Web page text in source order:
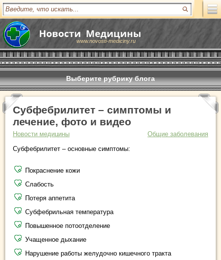
www.novosti-mediciny.ru
Выберите рубрику блога
Субфебрилитет – симптомы и
лечение, фото и видео
Новости медицины
Общие заболевания
Субфебрилитет – основные симптомы:
Покраснение кожи
Слабость
Потеря аппетита
Субфебрильная температура
Повышенное потоотделение
Учащенное дыхание
Нарушение работы желудочно кишечного тракта